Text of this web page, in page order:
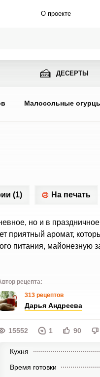
О проекте
🍰 ДЕСЕРТЫ
Малосольные
(1) На печать
но и в праздничное
приятный аромат,
питания, майонезную
рецепта:
313 рецептов
Дарья Андреева
15552 1 90
Кухня
Время готовки